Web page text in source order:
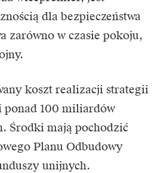
dla bezpieczeństwa
zarówno w czasie pokoju,
koszt realizacji strategii
ponad 100 miliardów
Środki mają pochodzić
Planu Odbudowy
unijnych.